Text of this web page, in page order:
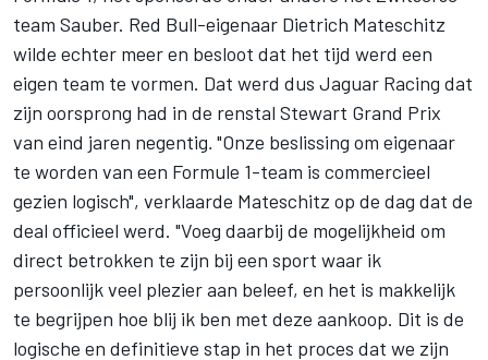
team Sauber. Red Bull-eigenaar Dietrich Mateschitz
wilde echter meer en besloot dat het tijd werd een
eigen team te vormen. Dat werd dus Jaguar Racing dat
zijn oorsprong had in de renstal Stewart Grand Prix
van eind jaren negentig. "Onze beslissing om eigenaar
te worden van een Formule 1-team is commercieel
gezien logisch", verklaarde Mateschitz op de dag dat de
deal officieel werd. "Voeg daarbij de mogelijkheid om
direct betrokken te zijn bij een sport waar ik
persoonlijk veel plezier aan beleef, en het is makkelijk
te begrijpen hoe blij ik ben met deze aankoop. Dit is de
logische en definitieve stap in het proces dat we zijn